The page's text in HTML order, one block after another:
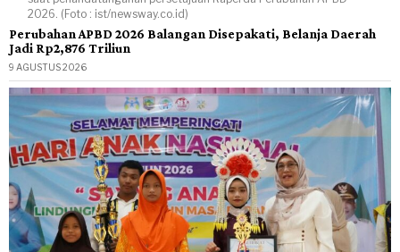
2026. (Foto : ist/newsway.co.id)
Perubahan APBD 2026 Balangan Disepakati, Belanja Daerah
Jadi Rp2,876 Triliun
9 AGUSTUS 2026